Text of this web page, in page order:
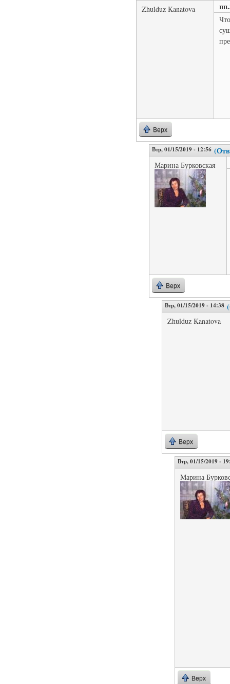
Zhulduz Kanatova
Верх
Втр, 01/15/2019 - 12:56
Марина Бурковская
Верх
Втр, 01/15/2019 - 14:38
Zhulduz Kanatova
Верх
Втр, 01/15/2019 -
Марина
Верх